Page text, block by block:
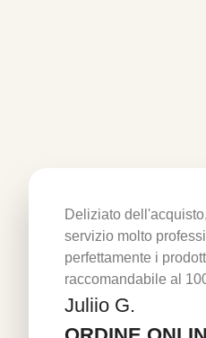
Deliziato
servizio molto
perfettamente i
raccomandabile al
Juliio G.